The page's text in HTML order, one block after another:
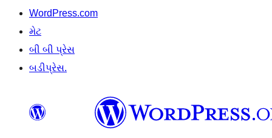
WordPress.com
મેટ
બી બી પ્રેસ
બડીપ્રેસ.